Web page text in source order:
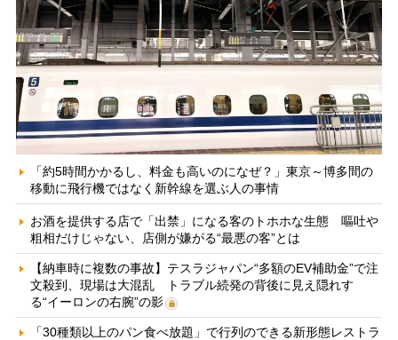
「約5時間かかるし、料金も高いのになぜ？」東京～博多間の
移動に飛行機ではなく新幹線を選ぶ人の事情
お酒を提供する店で「出禁」になる客のトホホな生態 嘔吐や
粗相だけじゃない、店側が嫌がる“最悪の客”とは
【納車時に複数の事故】テスラジャパン“多額のEV補助金”で注
文殺到、現場は大混乱 トラブル続発の背後に見え隠れす
る“イーロンの右腕”の影
「30種類以上のパン食べ放題」で行列のできる新形態レストラ